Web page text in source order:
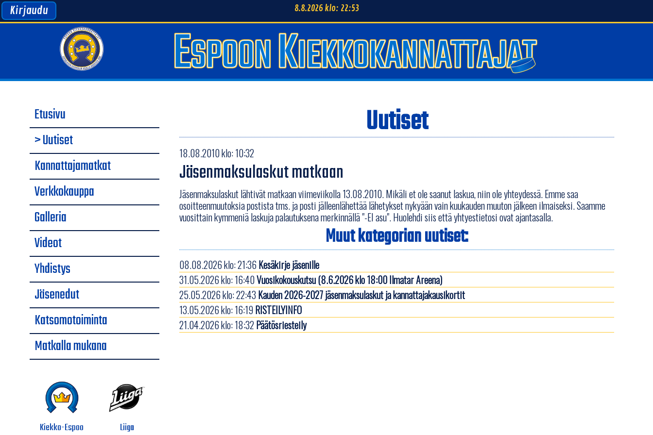
8.8.2026 klo: 22:53
Kirjaudu
Etusivu
> Uutiset
Kannattajamatkat
Verkkokauppa
Galleria
Videot
Yhdistys
Jäsenedut
Katsomotoiminta
Matkalla mukana
Kiekko-Espoo Liiga
Uutiset
18.08.2010 klo: 10:32
Jäsenmaksulaskut matkaan
Jäsenmaksulaskut lähtivät matkaan viimeviikolla 13.08.2010. Mikäli et ole saanut laskua, niin ole yhteydessä. Emme saa
osoitteenmuutoksia postista tms. ja posti jälleenlähettää lähetykset nykyään vain kuukauden muuton jälkeen ilmaiseksi. Saamme
vuosittain kymmeniä laskuja palautuksena merkinnällä "-EI asu". Huolehdi siis että yhtyestietosi ovat ajantasalla.
Muut kategorian uutiset:
08.08.2026 klo: 21:36Kesäkirje jäsenille
31.05.2026 klo: 16:40Vuosikokouskutsu (8.6.2026 klo 18:00 Ilmatar Areena)
25.05.2026 klo: 22:43Kauden 2026-2027 jäsenmaksulaskut ja kannattajakausikortit
13.05.2026 klo: 16:19RISTEILYINFO
21.04.2026 klo: 18:32Päätösriesteily